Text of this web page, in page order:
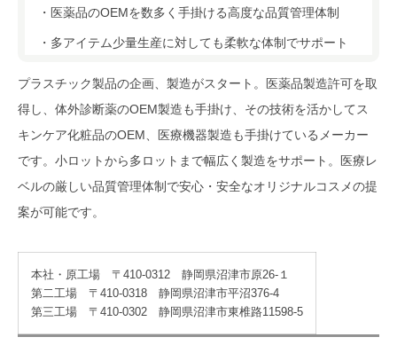
・医薬品のOEMを数多く手掛ける高度な品質管理体制
・多アイテム少量生産に対しても柔軟な体制でサポート
プラスチック製品の企画、製造がスタート。医薬品製造許可を取
得し、体外診断薬のOEM製造も手掛け、その技術を活かしてス
キンケア化粧品のOEM、医療機器製造も手掛けているメーカー
です。小ロットから多ロットまで幅広く製造をサポート。医療レ
ベルの厳しい品質管理体制で安心・安全なオリジナルコスメの提
案が可能です。
本社・原工場 〒410-0312 静岡県沼津市原26-１
第二工場 〒410-0318 静岡県沼津市平沼376-4
第三工場 〒410-0302 静岡県沼津市東椎路11598-5